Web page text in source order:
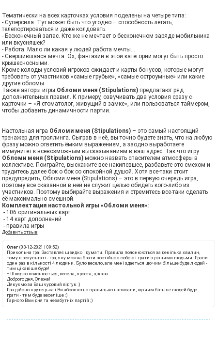
Тематически на всех карточках условия поделены на четыре типа:
- Суперсила. Тут может быть что угодно – способность летать,
телепортироваться и даже колдовать.
- Бесконечный запас. Кто же не мечтает о бесконечном заряде мобильника
или вкусняшек?
- Работа. Мало ли какая у людей работа мечты…
- Свершившаяся мечта. Ох, фантазии в этой категории могут быть просто
крышесносными.
Кроме колоды условий игроков ожидает и карты бонусов, которые могут
требовать от участников «самые грубые», «самые остроумные» или какие
другие обломы.
Также авторы игры Обломи меня (Stipulations) предлагают ряд
дополнительных правил. К примеру, озвучивать два условия сразу с
карточки – «Я стоматолог, живущий в замке», или пользоваться таймером,
чтобы добавить динамичности партии.
Настольная игра Обломи меня (Stipulations) – это самый настоящий
тренажер для троллинга. Сыграв в неё, вы точно будете знать, что на любую
фразу можно ответить ёмким выражением, а заодно выработаете
иммунитет к всевозможным высказываниям в ваш адрес. Так что игру
Обломи меня (Stipulations) можно назвать спасителем атмосферы в
коллективе. Поиграйте, выскажите все накипевшее, разбавьте это смехом и
трудитесь далее бок о бок со спокойной душой. Хотя все-таки стоит
предупредить, Обломи меня (Stipulations) – это в первую очередь игра,
поэтому все сказанной в ней не служит целью обидеть кого-либо из
участников. Поэтому выбирайте выражения и стремитесь все-таки сделать
её максимально смешной.
Комплектация настольной игры «Обломи меня»:
- 106 оригинальных карт
- 14 карт дополнений
- правила игры
Добавить отзыв
Олег (03-12-2021 | 09:52)
Прикольна гра! Заставляє швидко і думати. Правила пояснюються за декілька хвилин,
тому в результаті - гра, яку можна брати постійно з собою і грати з різними людьми. Грали
один раз в кількості 4 людини. Було весело, але мені здається що чим більше буде людей -
тим цікавіше буде!
+ Швидко пояснюється, весела, проста, цікава.
Доброго дня, Олеже!
Дякуємо за Ваш чудовий відгук :)
Гра дійсно крутецька і Ви абсолютно правильно написали, що чим більше людей буде
грати - тим буде веселіше :)
Гарного Вам дня та незабутніх партій ;)